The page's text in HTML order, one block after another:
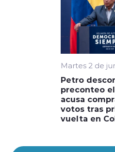
Martes 2 de
Petro
preconteo
acusa
votos tras
vuelta en